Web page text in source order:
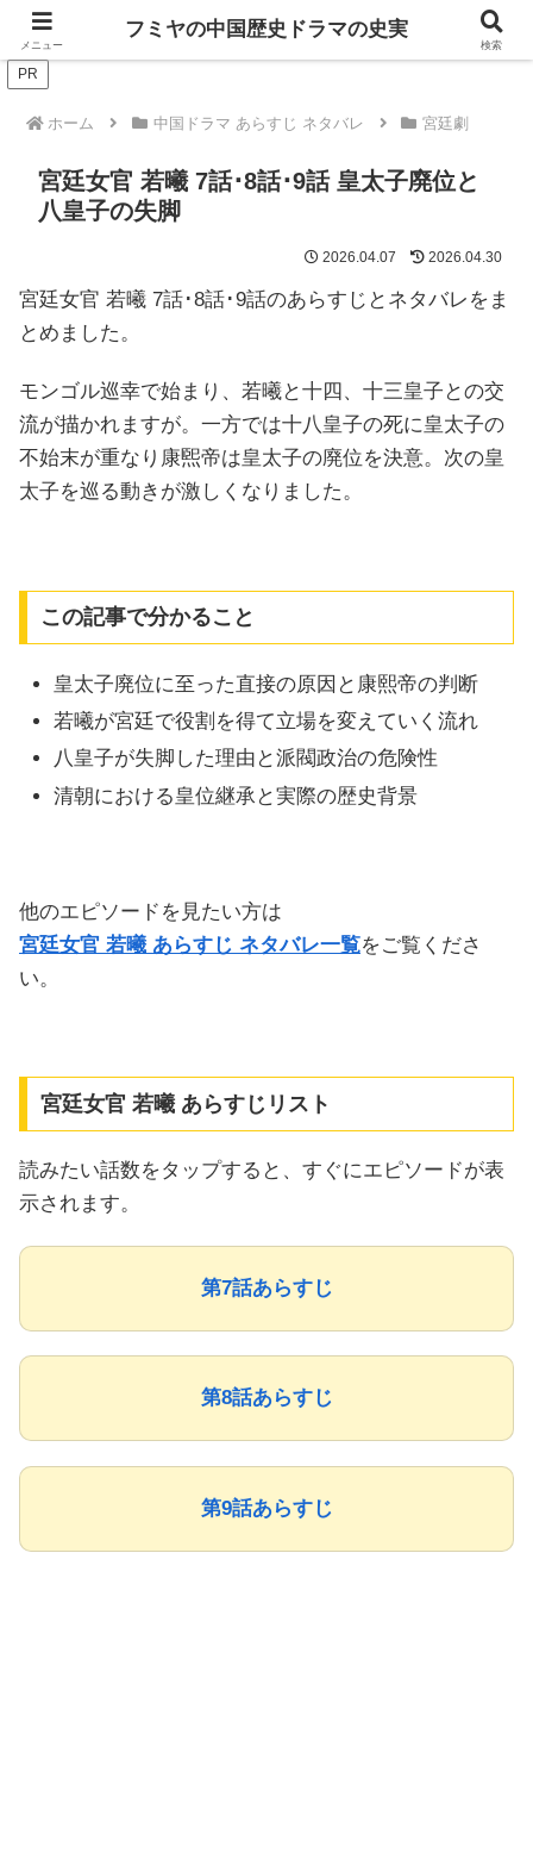
ドラマは歴史を知るともっと面白い！
PR
ホーム 中国ドラマ あらすじ ネタバレ 宮廷劇
宮廷女官 若曦 7話･8話･9話 皇太子廃位と
八皇子の失脚
2026.04.07 2026.04.30
宮廷女官 若曦 7話･8話･9話のあらすじとネタバレをま
とめました。
モンゴル巡幸で始まり、若曦と十四、十三皇子との交
流が描かれますが。一方では十八皇子の死に皇太子の
不始末が重なり康煕帝は皇太子の廃位を決意。次の皇
太子を巡る動きが激しくなりました。
この記事で分かること
皇太子廃位に至った直接の原因と康熙帝の判断
若曦が宮廷で役割を得て立場を変えていく流れ
八皇子が失脚した理由と派閥政治の危険性
清朝における皇位継承と実際の歴史背景
他のエピソードを見たい方は
宮廷女官 若曦 あらすじ ネタバレ一覧をご覧くださ
い。
宮廷女官 若曦 あらすじリスト
読みたい話数をタップすると、すぐにエピソードが表
示されます。
第7話あらすじ
第8話あらすじ
第9話あらすじ
メニュー
フミヤの中国歴史ドラマの史実
検索